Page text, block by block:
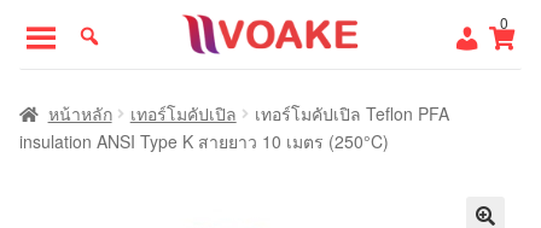
to
navigation
to
content
0
หน้าแรก
หน้าหลัก เทอร์โมคัปเปิล
เทอร์โมคัปเปิล Teflon PFA
insulation ANSI Type K สายยาว 10 เมตร (250°C)